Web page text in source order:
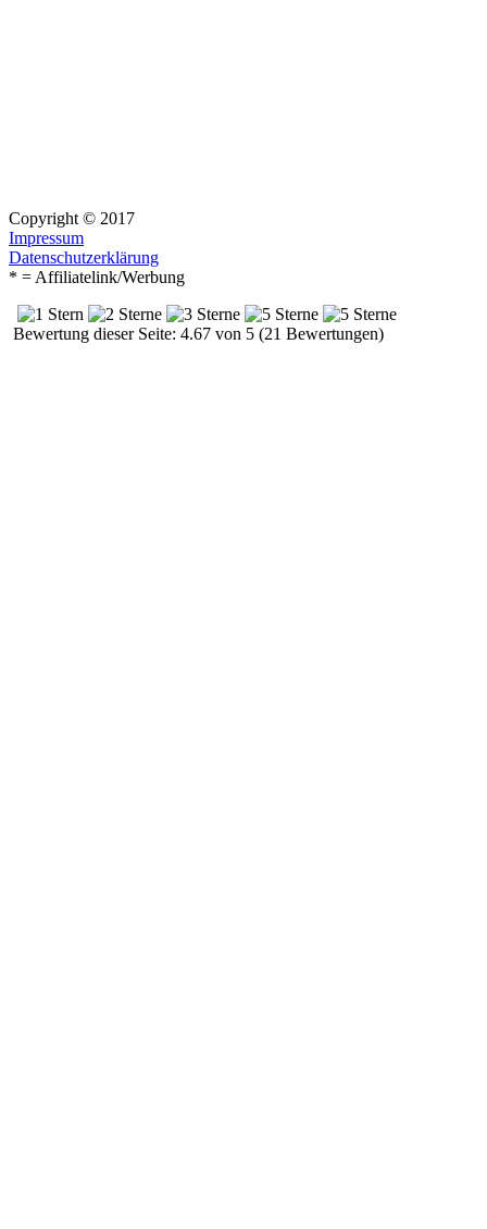
Copyright © 2017
Impressum
Datenschutzerklärung
* = Affiliatelink/Werbung
Bewertung dieser Seite: 4.67 von 5 (21 Bewertungen)